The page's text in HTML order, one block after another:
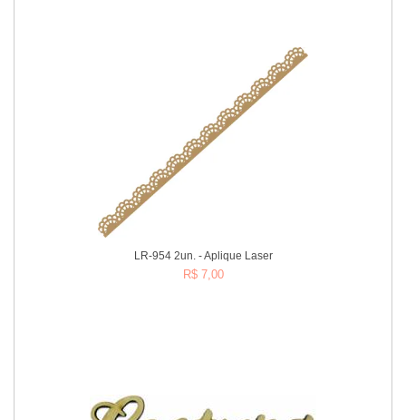
LR-954 2un. - Aplique Laser
R$ 7,00